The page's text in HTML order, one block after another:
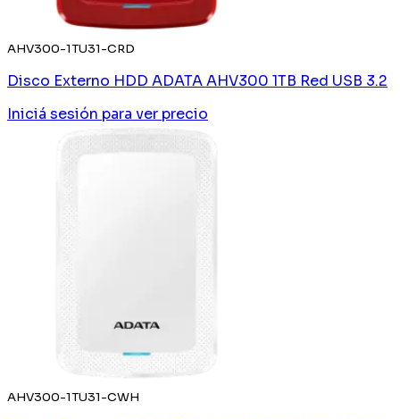
AHV300-1TU31-CRD
Disco Externo HDD ADATA AHV300 1TB Red USB 3.2
Iniciá sesión para ver precio
AHV300-1TU31-CWH